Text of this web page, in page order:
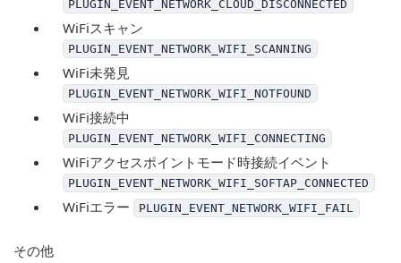
PLUGIN_EVENT_NETWORK_CLOUD_DISCONNECTED
WiFiスキャン
PLUGIN_EVENT_NETWORK_WIFI_SCANNING
WiFi未発見
PLUGIN_EVENT_NETWORK_WIFI_NOTFOUND
WiFi接続中
PLUGIN_EVENT_NETWORK_WIFI_CONNECTING
WiFiアクセスポイントモード時接続イベント
PLUGIN_EVENT_NETWORK_WIFI_SOFTAP_CONNECTED
WiFiエラー PLUGIN_EVENT_NETWORK_WIFI_FAIL
その他